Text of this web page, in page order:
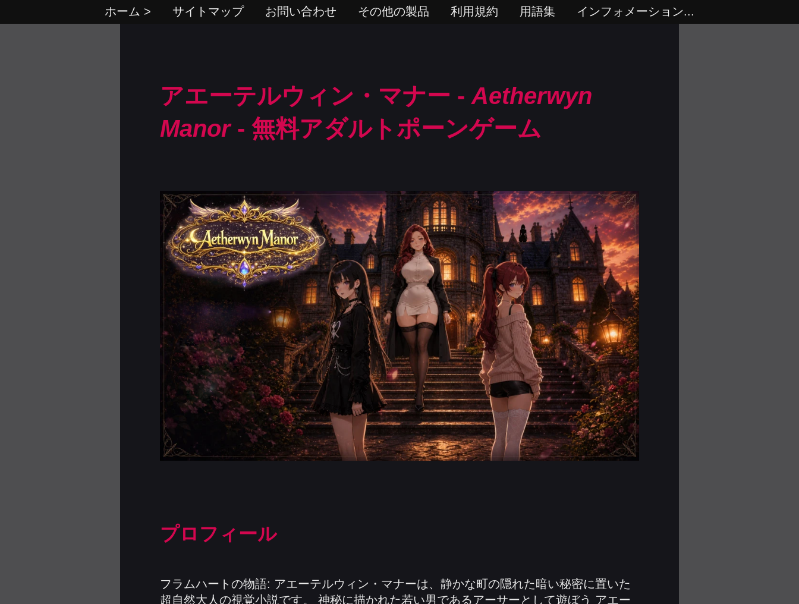
ホーム > サイトマップ お問い合わせ その他の製品 利用規約 用語集 インフォメーション...
アエーテルウィン・マナー - Aetherwyn
Manor- 無料アダルトポーンゲーム
プロフィール
フラムハートの物語: アエーテルウィン・マナーは、静かな町の隠れた暗い秘密に置いた
超自然大人の視覚小説です。 神秘に描かれた若い男であるアーサーとして遊ぼう アエー